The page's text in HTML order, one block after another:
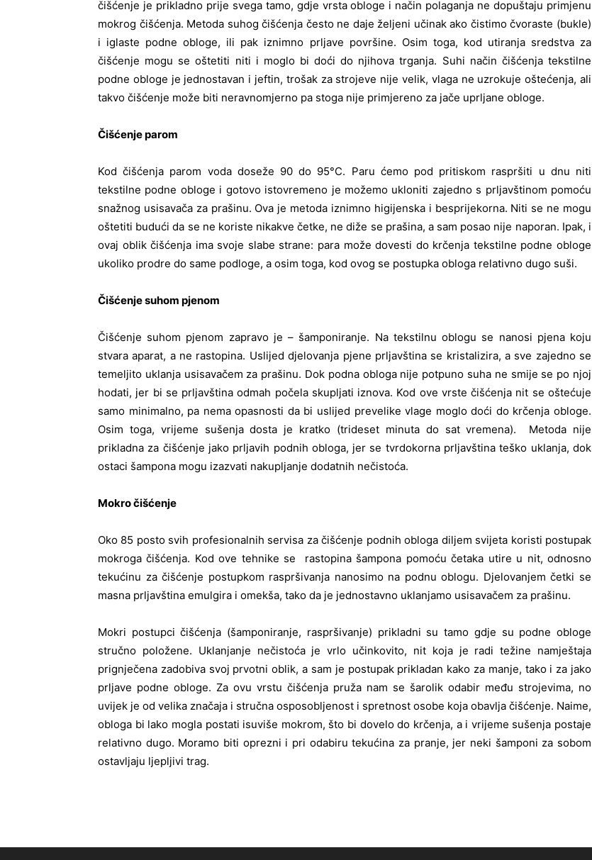
čišćenje je prikladno prije svega tamo, gdje vrsta obloge i način polaganja ne dopuštaju primjenu
mokrog čišćenja. Metoda suhog čišćenja često ne daje željeni učinak ako čistimo čvoraste (bukle)
i iglaste podne obloge, ili pak iznimno prljave površine. Osim toga, kod utiranja sredstva za
čišćenje mogu se oštetiti niti i moglo bi doći do njihova trganja. Suhi način čišćenja tekstilne
podne obloge je jednostavan i jeftin, trošak za strojeve nije velik, vlaga ne uzrokuje oštećenja, ali
takvo čišćenje može biti neravnomjerno pa stoga nije primjereno za jače uprljane obloge.
Čišćenje parom
Kod čišćenja parom voda doseže 90 do 95°C. Paru ćemo pod pritiskom raspršiti u dnu niti
tekstilne podne obloge i gotovo istovremeno je možemo ukloniti zajedno s prljavštinom pomoću
snažnog usisavača za prašinu. Ova je metoda iznimno higijenska i besprijekorna. Niti se ne mogu
oštetiti budući da se ne koriste nikakve četke, ne diže se prašina, a sam posao nije naporan. Ipak, i
ovaj oblik čišćenja ima svoje slabe strane: para može dovesti do krčenja tekstilne podne obloge
ukoliko prodre do same podloge, a osim toga, kod ovog se postupka obloga relativno dugo suši.
Čišćenje suhom pjenom
Čišćenje suhom pjenom zapravo je – šamponiranje. Na tekstilnu oblogu se nanosi pjena koju
stvara aparat, a ne rastopina. Uslijed djelovanja pjene prljavština se kristalizira, a sve zajedno se
temeljito uklanja usisavačem za prašinu. Dok podna obloga nije potpuno suha ne smije se po njoj
hodati, jer bi se prljavština odmah počela skupljati iznova. Kod ove vrste čišćenja nit se oštećuje
samo minimalno, pa nema opasnosti da bi uslijed prevelike vlage moglo doći do krčenja obloge.
Osim toga, vrijeme sušenja dosta je kratko (trideset minuta do sat vremena). Metoda nije
prikladna za čišćenje jako prljavih podnih obloga, jer se tvrdokorna prljavština teško uklanja, dok
ostaci šampona mogu izazvati nakupljanje dodatnih nečistoća.
Mokro čišćenje
Oko 85 posto svih profesionalnih servisa za čišćenje podnih obloga diljem svijeta koristi postupak
mokroga čišćenja. Kod ove tehnike se rastopina šampona pomoću četaka utire u nit, odnosno
tekućinu za čišćenje postupkom raspršivanja nanosimo na podnu oblogu. Djelovanjem četki se
masna prljavština emulgira i omekša, tako da je jednostavno uklanjamo usisavačem za prašinu.
Mokri postupci čišćenja (šamponiranje, raspršivanje) prikladni su tamo gdje su podne obloge
stručno položene. Uklanjanje nečistoća je vrlo učinkovito, nit koja je radi težine namještaja
prignječena zadobiva svoj prvotni oblik, a sam je postupak prikladan kako za manje, tako i za jako
prljave podne obloge. Za ovu vrstu čišćenja pruža nam se šarolik odabir među strojevima, no
uvijek je od velika značaja i stručna osposobljenost i spretnost osobe koja obavlja čišćenje. Naime,
obloga bi lako mogla postati isuviše mokrom, što bi dovelo do krčenja, a i vrijeme sušenja postaje
relativno dugo. Moramo biti oprezni i pri odabiru tekućina za pranje, jer neki šamponi za sobom
ostavljaju ljepljivi trag.